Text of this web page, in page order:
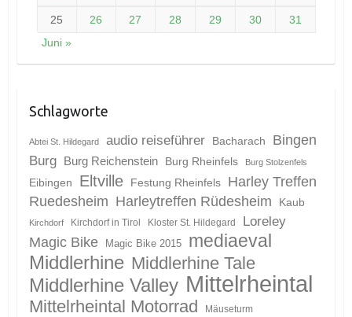
25 26 27 28 29 30
31
Juni »
Schlagworte
Abtei St. Hildegard audio reiseführer Bacharach
Bingen
Burg
Burg Reichenstein Burg Rheinfels Burg Stolzenfels
Eibingen Eltville Festung Rheinfels
Harley Treffen
Ruedesheim Harleytreffen Rüdesheim Kaub
Kirchdorf Kirchdorf in Tirol Kloster St. Hildegard Loreley
Magic Bike Magic Bike 2015 mediaeval
Middlerhine Middlerhine Tale
Middlerhine Valley Mittelrheintal
Mittelrheintal Motorrad Mäuseturm